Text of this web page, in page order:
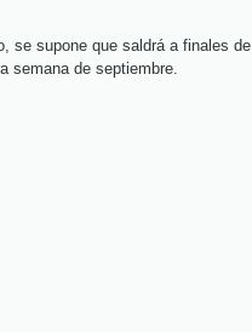
se supone que saldrá a finales de
semana de septiembre.